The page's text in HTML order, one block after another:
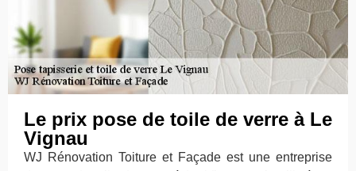
Le prix pose de toile de verre à Le
Vignau
WJ Rénovation Toiture et Façade est une entreprise